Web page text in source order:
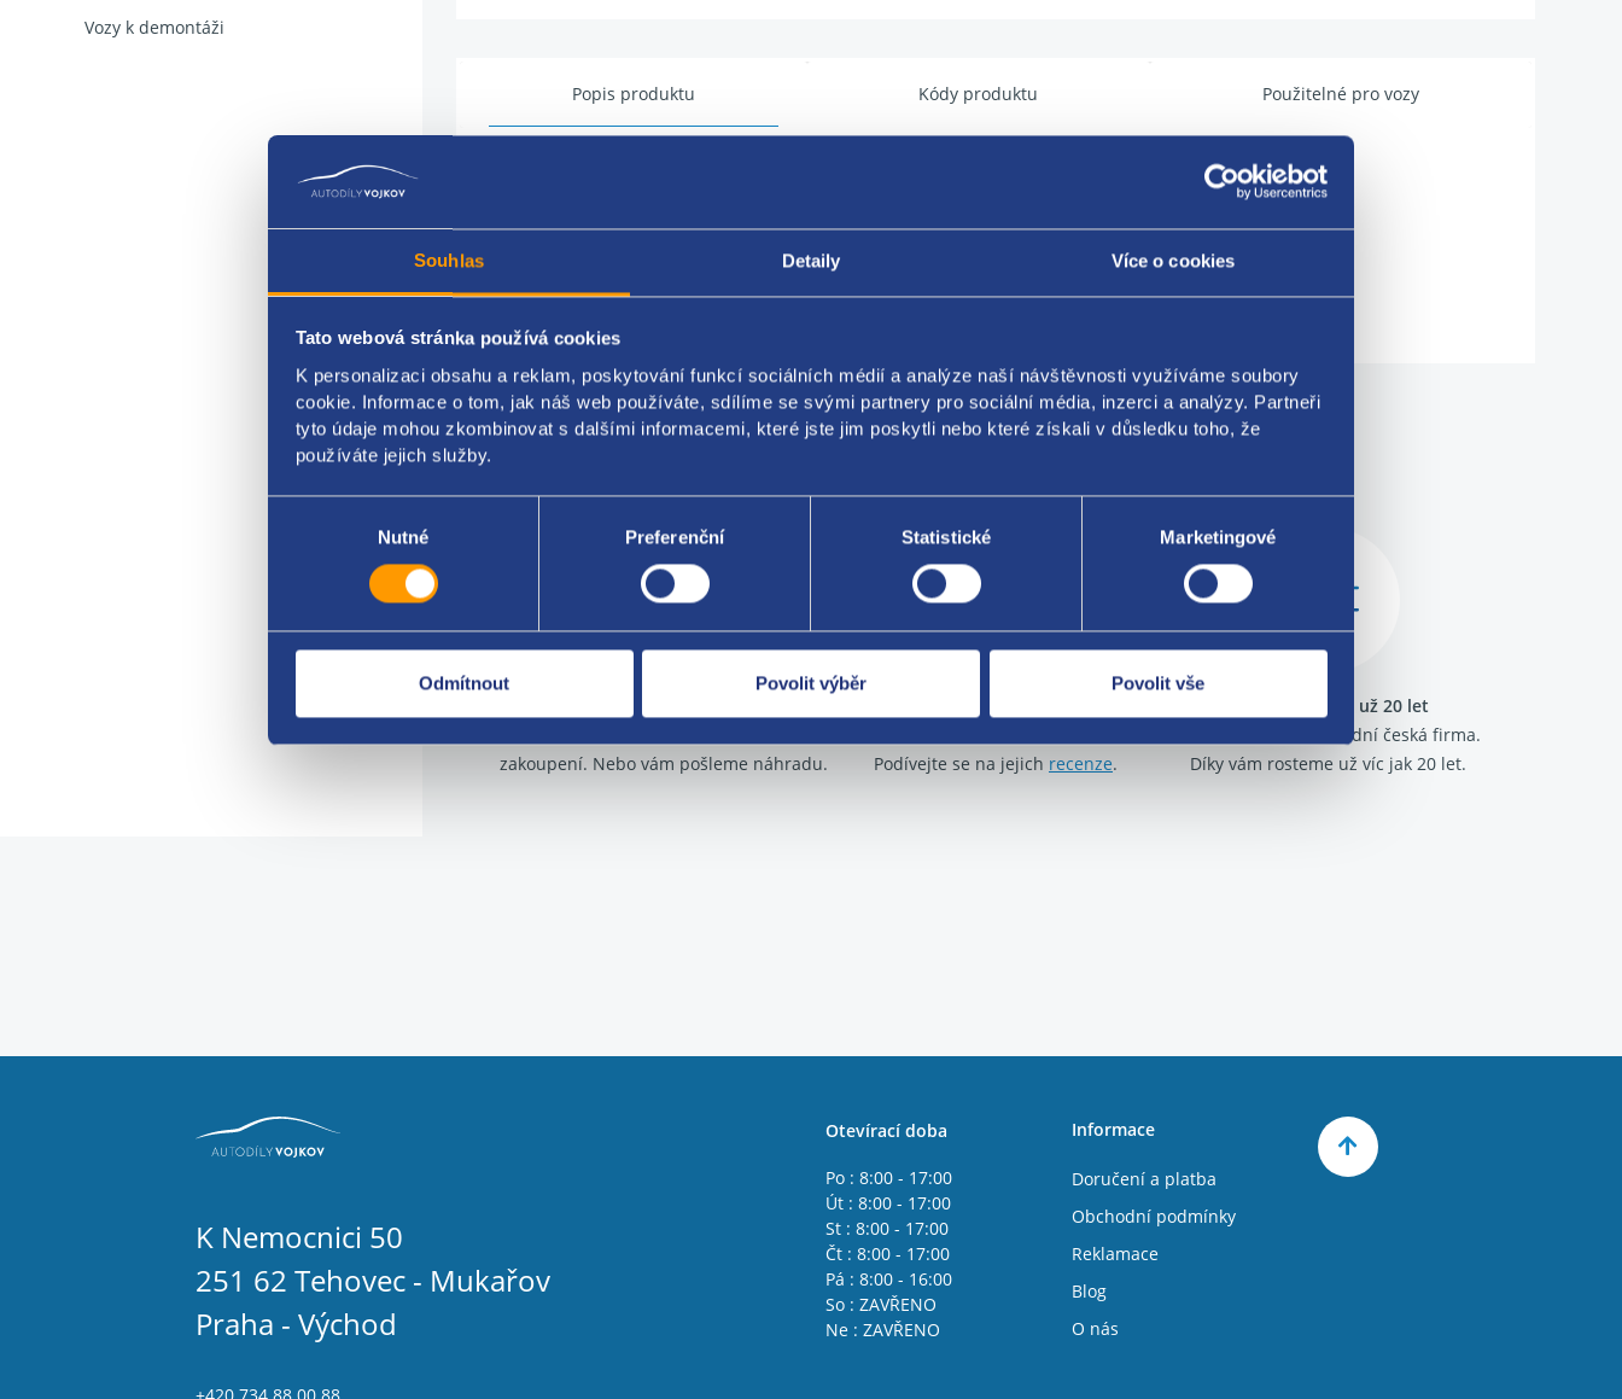
Souhlas Detaily Více o cookies
Tato webová stránka používá cookies
K personalizaci obsahu a reklam, poskytování funkcí sociálních médií a analýze naší návštěvnosti využíváme soubory
cookie. Informace o tom, jak náš web používáte, sdílíme se svými partnery pro sociální média, inzerci a analýzy. Partneři
tyto údaje mohou zkombinovat s dalšími informacemi, které jste jim poskytli nebo které získali v důsledku toho, že
používáte jejich služby.
Nutné Preferenční Statistické Marketingové
Odmítnout Povolit výběr Povolit vše
Vozy k demontáži
Popis produktu Kódy produktu Použitelné pro vozy
Info: do 260km/h
zakoupení. Nebo vám pošleme náhradu.
Podívejte se na jejich recenze.
Jsme tu pro vás už 20 let
Nejsme bazar, ale solidní česká firma.
Díky vám rosteme už víc jak 20 let.
K Nemocnici 50
251 62 Tehovec - Mukařov
Praha - Východ
Otevírací doba
Po : 8:00 - 17:00
Út : 8:00 - 17:00
St : 8:00 - 17:00
Čt : 8:00 - 17:00
Pá : 8:00 - 16:00
So : ZAVŘENO
Ne : ZAVŘENO
Informace
Doručení a platba
Obchodní podmínky
Reklamace
Blog
O nás